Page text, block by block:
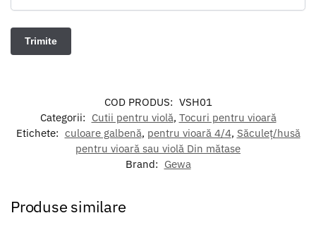
COD PRODUS: VSH01
Categorii: Cutii pentru violă, Tocuri pentru vioară
Etichete: culoare galbenă, pentru vioară 4/4, Săculeț/husă
pentru vioară sau violă Din mătase
Brand: Gewa
Produse similare